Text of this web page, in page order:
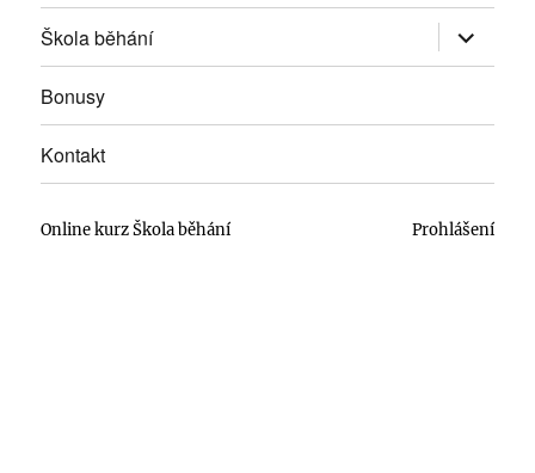
Škola běhání Zobrazit
položky
Bonusy
Kontakt
Online kurz Škola běhání Prohlášení